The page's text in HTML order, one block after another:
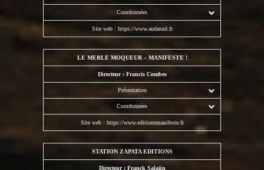
Coordonnées
Site web : https://www.audasud.fr
LE MERLE MOQUEUR – MANIFESTE !
Directeur : Francis Combes
Présentation
Coordonnées
Site web : https://www.editionsmanifeste.fr
STATION ZAPATA EDITIONS
Directeur : Franck Salaün